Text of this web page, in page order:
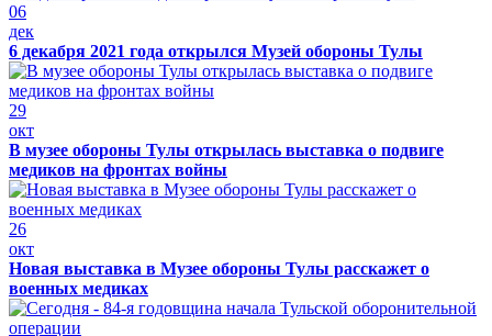
06
дек
6 декабря 2021 года открылся Музей обороны Тулы
29
окт
В музее обороны Тулы открылась выставка о подвиге
медиков на фронтах войны
26
окт
Новая выставка в Музее обороны Тулы расскажет о
военных медиках